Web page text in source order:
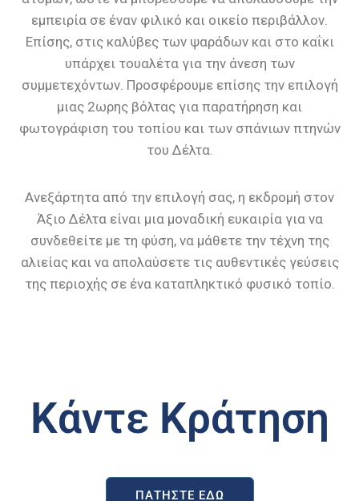
εμπειρία σε έναν φιλικό και οικείο περιβάλλον.
Επίσης, στις καλύβες των ψαράδων και στο καΐκι
υπάρχει τουαλέτα για την άνεση των
συμμετεχόντων. Προσφέρουμε επίσης την επιλογή
μιας 2ωρης βόλτας για παρατήρηση και
φωτογράφιση του τοπίου και των σπάνιων πτηνών
του Δέλτα.
Ανεξάρτητα από την επιλογή σας, η εκδρομή στον
Άξιο Δέλτα είναι μια μοναδική ευκαιρία για να
συνδεθείτε με τη φύση, να μάθετε την τέχνη της
αλιείας και να απολαύσετε τις αυθεντικές γεύσεις
της περιοχής σε ένα καταπληκτικό φυσικό τοπίο.
Κάντε Κράτηση
ΠΑΤΉΣΤΕ ΕΔΏ